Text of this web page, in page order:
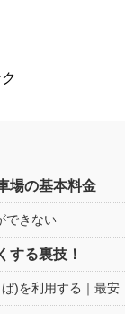
場の基本料金
できない
する裏技！
)を利用する｜最安